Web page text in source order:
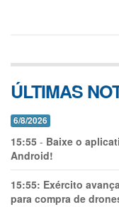
ÚLTIMAS
6/8/2026
15:55 - Baixe o
Android!
15:55: Exército
para compra de